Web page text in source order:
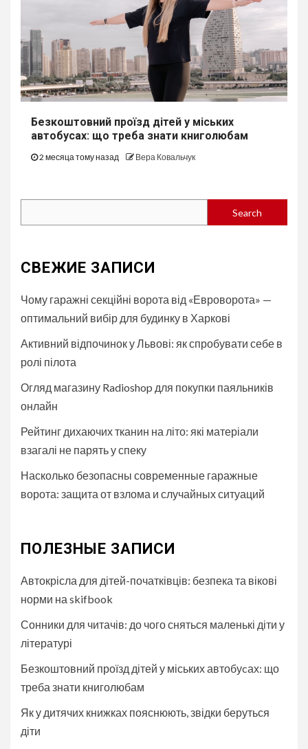
Безкоштовний проїзд дітей у міських
автобуcах: що треба знати книголюбам
2 месяца тому назад Вера Ковальчук
Search
СВЕЖИЕ ЗАПИСИ
Чому гаражні секційні ворота від «Евроворота» —
оптимальний вибір для будинку в Харкові
Активний відпочинок у Львові: як спробувати себе в
ролі пілота
Огляд магазину Radioshop для покупки паяльників
онлайн
Рейтинг дихаючих тканин на літо: які матеріали
взагалі не парять у спеку
Насколько безопасны современные гаражные
ворота: защита от взлома и случайных ситуаций
ПОЛЕЗНЫЕ ЗАПИСИ
Автокрісла для дітей-початківців: безпека та вікові
норми на skifbook
Сонники для читачів: до чого сняться маленькі діти у
літературі
Безкоштовний проїзд дітей у міських автобуcах: що
треба знати книголюбам
Як у дитячих книжках пояснюють, звідки беруться
діти